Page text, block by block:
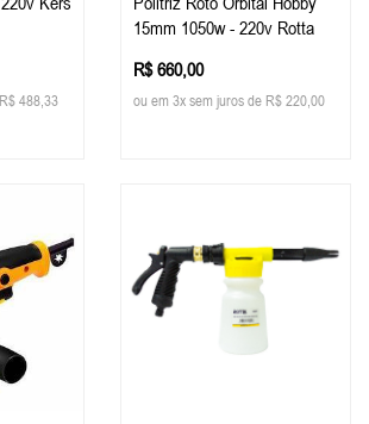
488,33
15mm 1050w - 220v Rotta
R$ 660,00
ou em 3x sem juros de R$ 220,00